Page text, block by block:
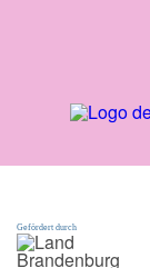
Gefördert durch